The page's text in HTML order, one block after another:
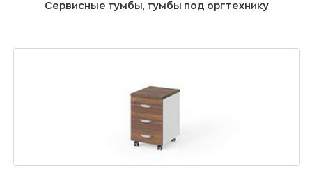
Сервисные тумбы, тумбы под оргтехнику